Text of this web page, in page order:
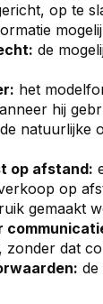
op te
: de
het
hij
de natuurlijke
op afstand:
op
gemaakt
dat
de